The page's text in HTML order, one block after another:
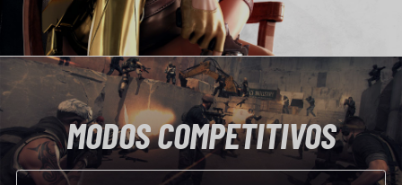
MODOS COMPETITIVOS